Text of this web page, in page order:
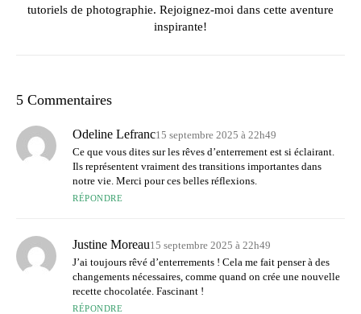
tutoriels de photographie. Rejoignez-moi dans cette aventure
inspirante!
5 Commentaires
Odeline Lefranc15 septembre 2025 à 22h49
Ce que vous dites sur les rêves d’enterrement est si éclairant.
Ils représentent vraiment des transitions importantes dans
notre vie. Merci pour ces belles réflexions.
RÉPONDRE
Justine Moreau15 septembre 2025 à 22h49
J’ai toujours rêvé d’enterrements ! Cela me fait penser à des
changements nécessaires, comme quand on crée une nouvelle
recette chocolatée. Fascinant !
RÉPONDRE